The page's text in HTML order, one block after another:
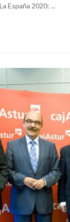
España 2020: ...